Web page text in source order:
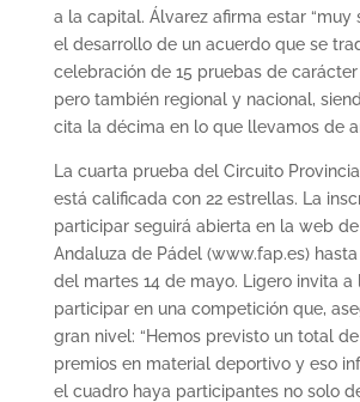
a la capital. Álvarez afirma estar “muy
el desarrollo de un acuerdo que se
celebración de 15 pruebas de
pero también regional y nacional,
cita la décima en lo que llevamos de
La cuarta prueba del Circuito
está calificada con 22 estrellas. La
participar seguirá abierta en la web
Andaluza de Pádel (www.fap.es)
del martes 14 de mayo. Ligero invita a
participar en una competición que,
gran nivel: “Hemos previsto un total
premios en material deportivo y eso
el cuadro haya participantes no solo